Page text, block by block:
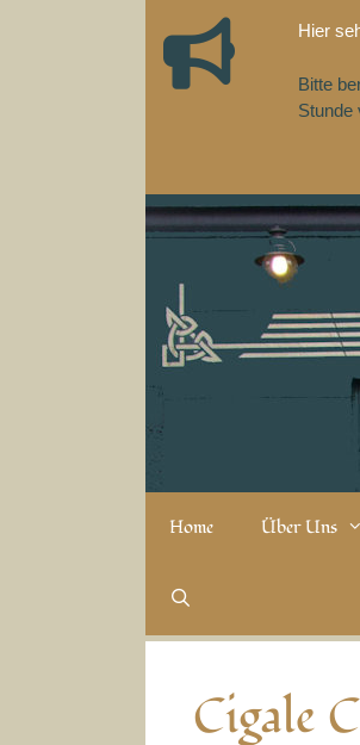
Hier
Bitte
Stunde
Home Über Uns
Cigale